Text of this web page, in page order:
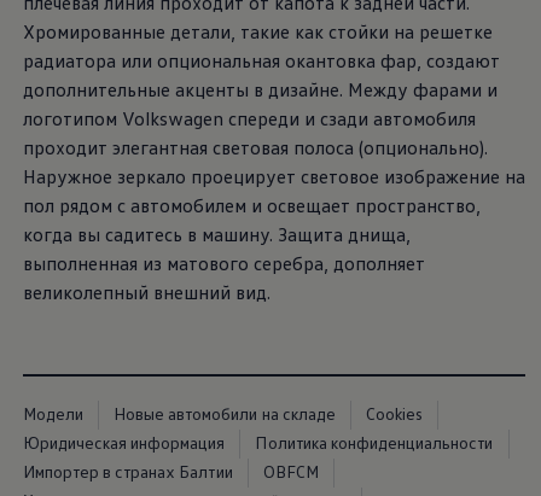
Хромированные детали, такие как стойки на решетке
радиатора или опциональная окантовка фар, создают
дополнительные акценты в дизайне. Между фарами и
логотипом Volkswagen спереди и сзади автомобиля
проходит элегантная световая полоса (опционально).
Наружное зеркало проецирует световое изображение на
пол рядом с автомобилем и освещает пространство,
когда вы садитесь в машину. Защита днища,
выполненная из матового серебра, дополняет
великолепный внешний вид.
Модели Новые автомобили на складе
Cookies
Юридическая информация
Политика конфиденциальности
Импортер в странах Балтии
OBFCM